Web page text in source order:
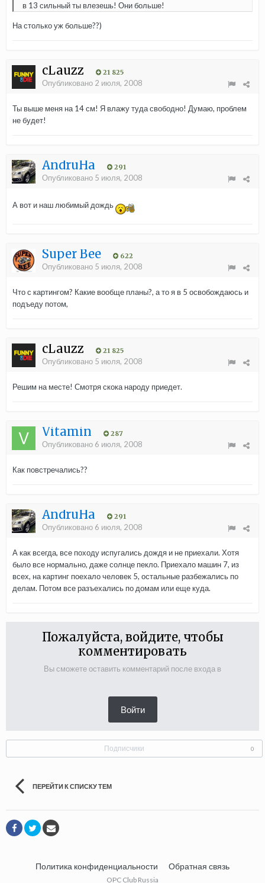
в 13 сильный ты влезешь! Они больше!
На столько уж больше??)
cLauzz 21 825
Опубликовано 2 июля, 2008
Ты выше меня на 14 см! Я влажу туда свободно! Думаю, проблем
не будет!
AndruHa 291
Опубликовано 5 июля, 2008
А вот и наш любимый дождь
Super Bee 622
Опубликовано 5 июля, 2008
Что с картингом? Какие вообще планы?, а то я в 5 освобождаюсь и
подъеду потом,
cLauzz 21 825
Опубликовано 5 июля, 2008
Решим на месте! Смотря скока народу приедет.
Vitamin 287
Опубликовано 6 июля, 2008
Как повстречались??
AndruHa 291
Опубликовано 6 июля, 2008
А как всегда, все походу испугались дождя и не приехали. Хотя
было все нормально, даже солнце пекло. Приехало машин 7, из
всех, на картинг поехало человек 5, остальные разбежались по
делам. Потом все разъехались по домам или еще куда.
Пожалуйста, войдите, чтобы
комментировать
Вы сможете оставить комментарий после входа в
Войти
Подписчики 0
ПЕРЕЙТИ К СПИСКУ ТЕМ
Политика конфиденциальности Обратная связь
OPC Club Russia